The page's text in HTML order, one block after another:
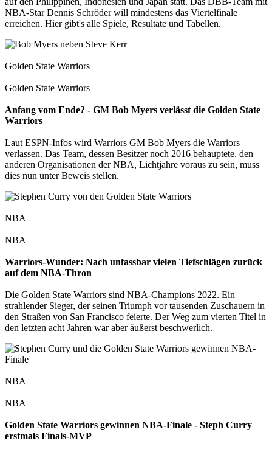
NBA-Star Dennis Schröder will mindestens das Viertelfinale
erreichen. Hier gibt's alle Spiele, Resultate und Tabellen.
Golden State Warriors
Golden State Warriors
Anfang vom Ende? - GM Bob Myers verlässt die Golden State
Warriors
Laut ESPN-Infos wird Warriors GM Bob Myers die Warriors
verlassen. Das Team, dessen Besitzer noch 2016 behauptete, den
anderen Organisationen der NBA, Lichtjahre voraus zu sein, muss
dies nun unter Beweis stellen.
NBA
NBA
Warriors-Wunder: Nach unfassbar vielen Tiefschlägen zurück
auf dem NBA-Thron
Die Golden State Warriors sind NBA-Champions 2022. Ein
strahlender Sieger, der seinen Triumph vor tausenden Zuschauern in
den Straßen von San Francisco feierte. Der Weg zum vierten Titel in
den letzten acht Jahren war aber äußerst beschwerlich.
NBA
NBA
Golden State Warriors gewinnen NBA-Finale - Steph Curry
erstmals Finals-MVP